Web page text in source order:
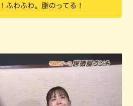
ふわふわ。脂のってる！